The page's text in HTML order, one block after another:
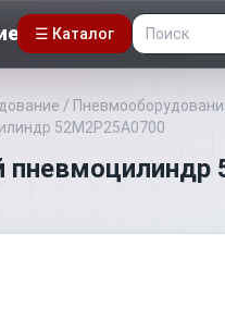
☰ Каталог
/
52M2P25A0700